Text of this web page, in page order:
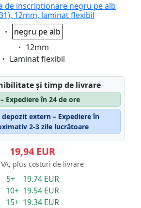
de inscriptionare negru pe alb
12mm, laminat flexibil
Eigenschaft:
negru pe alb
Eigenschaft:
12mm
Eigenschaft:
Laminat flexibil
și timp de livrare
Expediere în 24 de ore
depozit extern – Expediere în
2-3 zile lucrătoare
19,94 EUR
plus costuri de livrare
5+ 19.74 EUR
10+ 19.54 EUR
15+ 19.34 EUR